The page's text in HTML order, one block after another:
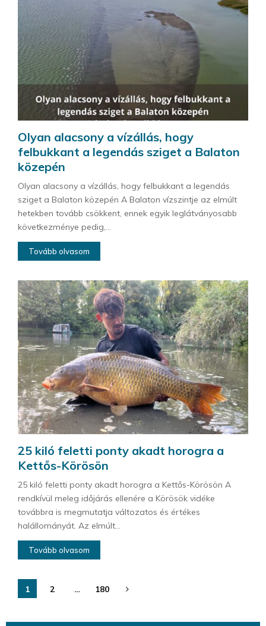
Olyan alacsony a vízállás, hogy
felbukkant a legendás sziget a Balaton
közepén
Olyan alacsony a vízállás, hogy felbukkant a legendás
sziget a Balaton közepén A Balaton vízszintje az elmúlt
hetekben tovább csökkent, ennek egyik leglátványosabb
következménye pedig,...
Tovább olvasom
25 kiló feletti ponty akadt horogra a
Kettős-Körösön
25 kiló feletti ponty akadt horogra a Kettős-Körösön A
rendkívül meleg időjárás ellenére a Körösök vidéke
továbbra is megmutatja változatos és értékes
halállományát. Az elmúlt...
Tovább olvasom
Bejegyzések
1 2 … 180